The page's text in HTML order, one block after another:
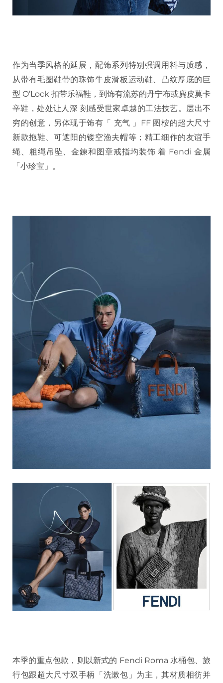
作为当季风格的延展，配饰系列特别强调用料与质感，
从带有毛圈鞋带的珠饰牛皮滑板运动鞋、凸纹厚底的巨
型 O’Lock 扣带乐福鞋，到饰有流苏的丹宁布或麂皮莫卡
辛鞋，处处让人深 刻感受世家卓越的工法技艺。层出不
穷的创意，另体现于饰有「 充气 」FF 图桉的超大尺寸
新款拖鞋、可遮阳的镂空渔夫帽等；精工细作的友谊手
绳、粗绳吊坠、金鍊和图章戒指均装饰 着 Fendi 金属
「小珍宝」。
本季的重点包款，则以新式的 Fendi Roma 水桶包、旅
行包跟超大尺寸双手柄「洗漱包」为主，其材质相彷并